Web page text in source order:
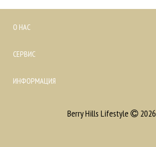
О НАС
СЕРВИС
ИНФОРМАЦИЯ
Berry Hills Lifestyle 2026